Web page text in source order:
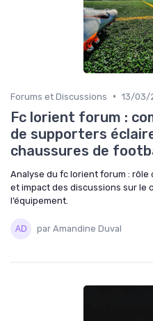
Forums et Discussions • 13/03/
Fc lorient forum :
de supporters
chaussures de
Analyse du fc lorient forum :
et impact des discussions sur le
l’équipement.
par Amandine Duval